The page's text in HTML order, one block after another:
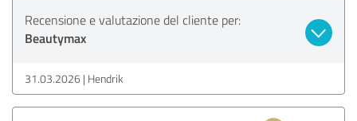
Recensione e valutazione del cliente per:
Beautymax
31.03.2026 Hendrik